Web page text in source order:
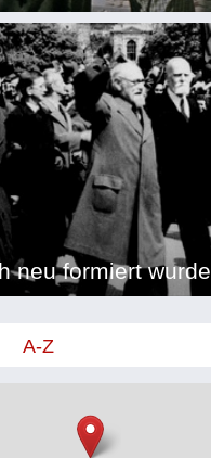
neu formiert wurde
A-Z
Bundesland